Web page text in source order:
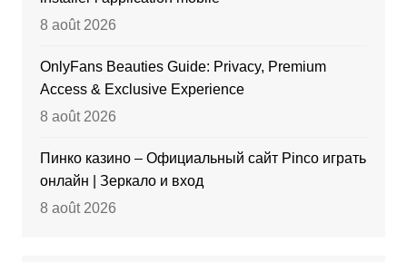
8 août 2026
OnlyFans Beauties Guide: Privacy, Premium
Access & Exclusive Experience
8 août 2026
Пинко казино – Официальный сайт Pinco играть
онлайн | Зеркало и вход
8 août 2026